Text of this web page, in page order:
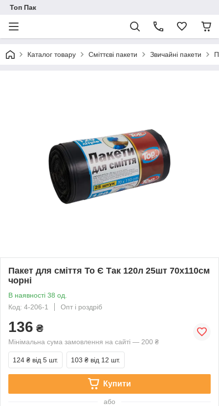
Топ Пак
Каталог товару Сміттєві пакети Звичайні пакети
Пакет для сміття То Є Так 120л 25шт 70х110см
чорні
В наявності 38 од.
Код: 4-206-1
Опт і роздріб
136 ₴
Мінімальна сума замовлення на сайті — 200 ₴
124 ₴ від 5 шт. 103 ₴ від 12 шт.
Купити
або